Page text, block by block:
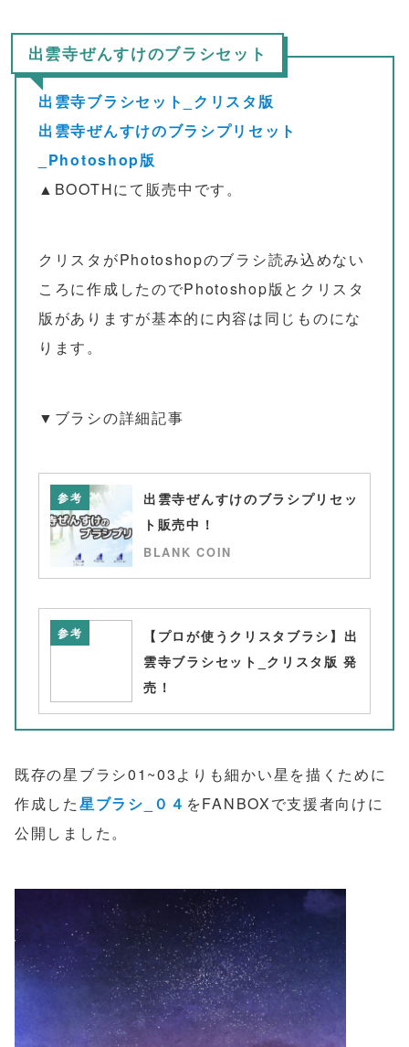
出雲寺ぜんすけのブラシセット
出雲寺ブラシセット_クリスタ版
出雲寺ぜんすけのブラシプリセット
_Photoshop版
▲BOOTHにて販売中です。
クリスタがPhotoshopのブラシ読み込めない
ころに作成したのでPhotoshop版とクリスタ
版がありますが基本的に内容は同じものにな
ります。
▼ブラシの詳細記事
参考
出雲寺ぜんすけのブラシプリセッ
ト販売中！
BLANK COIN
参考
【プロが使うクリスタブラシ】出
雲寺ブラシセット_クリスタ版 発
売！
既存の星ブラシ01~03よりも細かい星を描くために
作成した星ブラシ_０４ をFANBOXで支援者向けに
公開しました。